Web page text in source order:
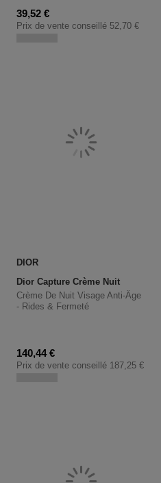
Prix promotionnel
39,52 €
Prix de vente conseillé 52,70 €
DIOR
Dior Capture Crème Nuit
Crème De Nuit Visage Anti-Âge
- Rides & Fermeté
Prix promotionnel
140,44 €
Prix de vente conseillé 187,25 €